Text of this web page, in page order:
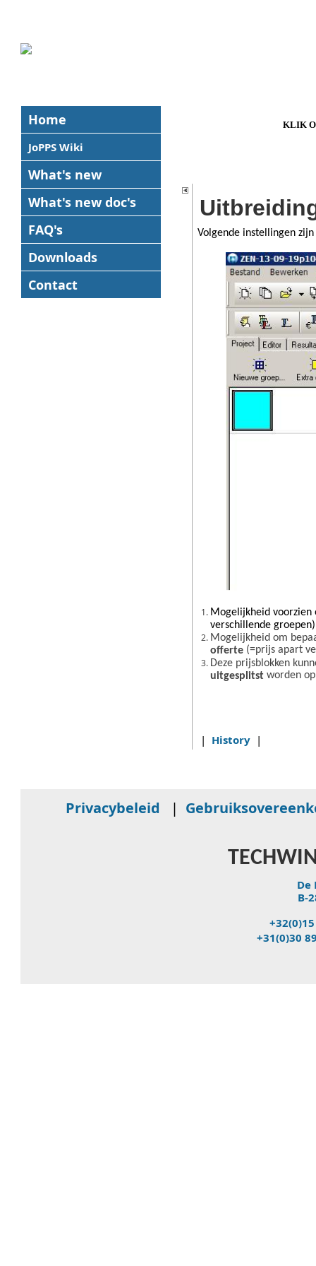
Home
JoPPS Wiki
What's new
What's new doc's
FAQ's
Downloads
Contact
KLIK
Volgende instellingen
Mogelijkheid
verschillende
Mogelijkheid om
offerte (=prijs apart
Deze prijsblokken
uitgesplitst worden
| History |
Privacybeleid |
De
B-
+31(0)30